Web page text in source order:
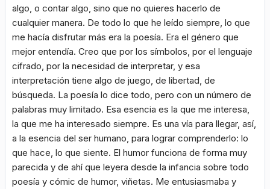
algo, o contar algo, sino que no quieres hacerlo de
cualquier manera. De todo lo que he leído siempre, lo que
me hacía disfrutar más era la poesía. Era el género que
mejor entendía. Creo que por los símbolos, por el lenguaje
cifrado, por la necesidad de interpretar, y esa
interpretación tiene algo de juego, de libertad, de
búsqueda. La poesía lo dice todo, pero con un número de
palabras muy limitado. Esa esencia es la que me interesa,
la que me ha interesado siempre. Es una vía para llegar, así,
a la esencia del ser humano, para lograr comprenderlo: lo
que hace, lo que siente. El humor funciona de forma muy
parecida y de ahí que leyera desde la infancia sobre todo
poesía y cómic de humor, viñetas. Me entusiasmaba y